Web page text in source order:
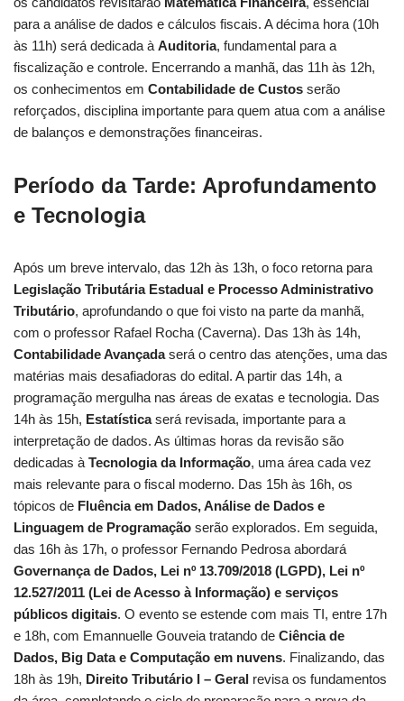
para a análise de dados e cálculos fiscais. A décima hora (10h
às 11h) será dedicada à Auditoria, fundamental para a
fiscalização e controle. Encerrando a manhã, das 11h às 12h,
os conhecimentos em Contabilidade de Custos serão
reforçados, disciplina importante para quem atua com a análise
de balanços e demonstrações financeiras.
Período da Tarde: Aprofundamento
e Tecnologia
Após um breve intervalo, das 12h às 13h, o foco retorna para
Legislação Tributária Estadual e Processo Administrativo
Tributário, aprofundando o que foi visto na parte da manhã,
com o professor Rafael Rocha (Caverna). Das 13h às 14h,
Contabilidade Avançadaserá o centro das atenções, uma das
matérias mais desafiadoras do edital. A partir das 14h, a
programação mergulha nas áreas de exatas e tecnologia. Das
14h às 15h, Estatísticaserá revisada, importante para a
interpretação de dados. As últimas horas da revisão são
dedicadas à Tecnologia da Informação, uma área cada vez
mais relevante para o fiscal moderno. Das 15h às 16h, os
tópicos de Fluência em Dados, Análise de Dados e
Linguagem de Programação serão explorados. Em seguida,
das 16h às 17h, o professor Fernando Pedrosa abordará
Governança de Dados, Lei nº 13.709/2018 (LGPD), Lei nº
12.527/2011 (Lei de Acesso à Informação) e serviços
públicos digitais. O evento se estende com mais TI, entre 17h
e 18h, com Emannuelle Gouveia tratando de Ciência de
Dados, Big Data e Computação em nuvens. Finalizando, das
18h às 19h, Direito Tributário I – Geral revisa os fundamentos